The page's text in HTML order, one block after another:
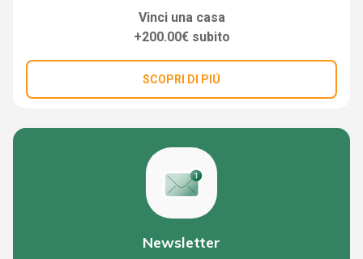
Vinci una casa
+200.00€ subito
SCOPRI DI PIÚ
Newsletter